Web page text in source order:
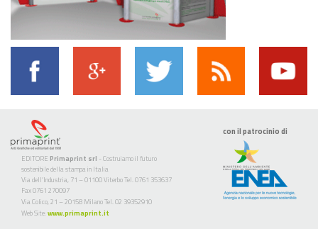
EDITORE Primaprint srl - Costruiamo il futuro
sostenibile della stampa in Italia
Via dell’Industria, 71 – 01100 Viterbo Tel. 0761 353637
Fax 0761 270097
Via Colico, 21 – 20158 Milano Tel. 02 39352910
Web Site: www.primaprint.it
con il patrocinio di